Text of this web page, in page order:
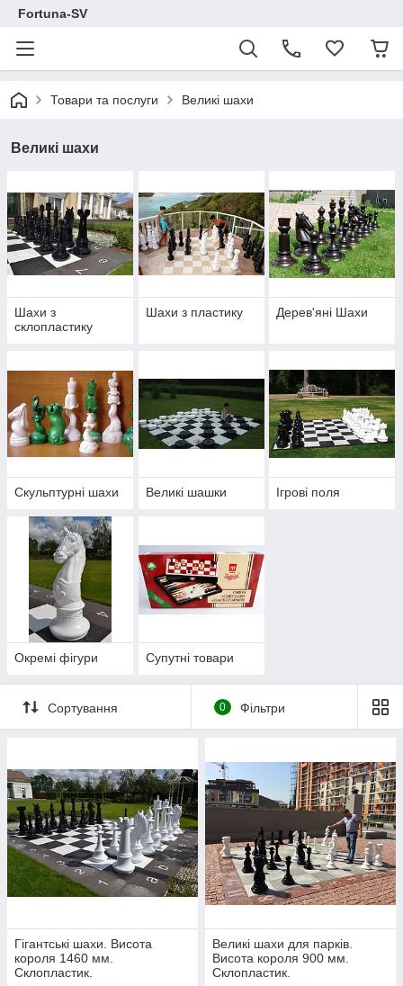
Fortuna-SV
Товари та послуги Великі шахи
Великі шахи
Шахи з
склопластику
Шахи з пластику Дерев'яні Шахи
Скульптурні шахи Великі шашки Ігрові поля
Окремі фігури Супутні товари
Сортування 0 Фільтри
Гігантські шахи. Висота
короля 1460 мм.
Склопластик.
Великі шахи для парків.
Висота короля 900 мм.
Склопластик.